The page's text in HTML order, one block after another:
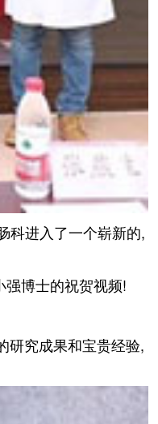
科进入了一个崭新的,
博士的祝贺视频!
研究成果和宝贵经验,